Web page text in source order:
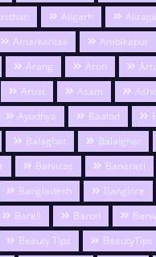
Aligarh
Amarkantak Ambikapur
Arang Aron
Artist Asam
Ayodhya Baalod
Balaghat Balalghat
Banaras Banarasi
Bangladesh Banglore
Bareli Barod
Beauty Tips BeautyTips